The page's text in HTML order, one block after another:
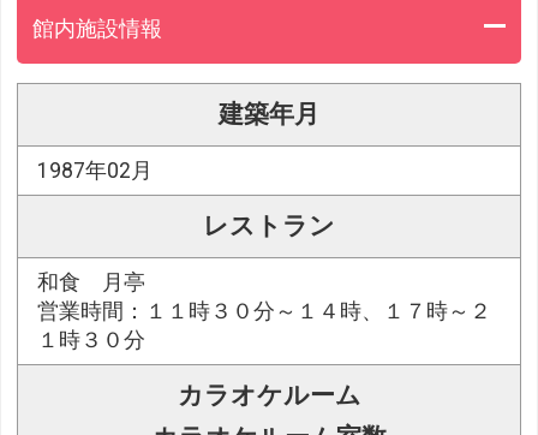
館内施設情報
建築年月
1987年02月
レストラン
和食 月亭
営業時間：１１時３０分～１４時、１７時～２
１時３０分
カラオケルーム